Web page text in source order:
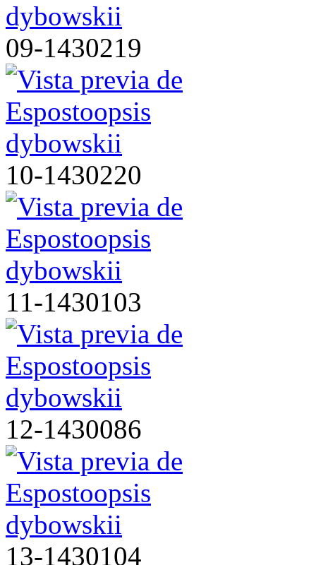
09-1430219
10-1430220
11-1430103
12-1430086
13-1430104